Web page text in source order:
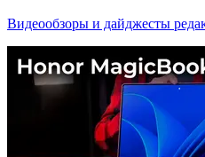
Видеообзоры и дайджесты